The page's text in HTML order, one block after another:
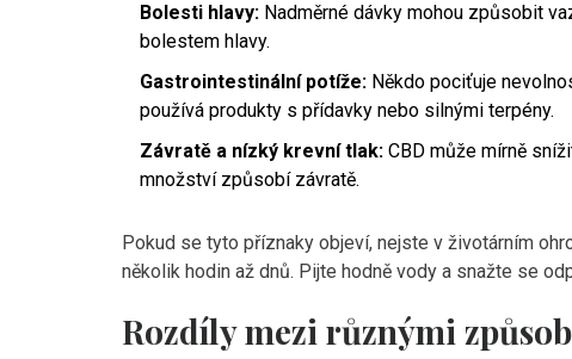
Bolesti hlavy: Nadměrné dávky mohou způsobit
bolestem hlavy.
Gastrointestinální potíže: Někdo pociťuje
používá produkty s přídavky nebo silnými terpény.
Závratě a nízký krevní tlak: CBD může mírně
množství způsobí závratě.
Pokud se tyto příznaky objeví, nejste v životárním
několik hodin až dnů. Pijte hodně vody a snažte se
Rozdíly mezi různými